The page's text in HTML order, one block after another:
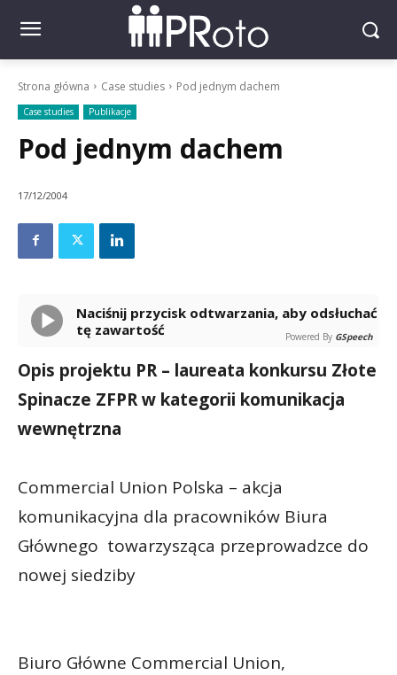
Strona główna Case studies Pod jednym dachem
Case studies Publikacje
Pod jednym dachem
17/12/2004
Naciśnij przycisk odtwarzania, aby odsłuchać
tę zawartość
Powered By GSpeech
Opis projektu PR – laureata konkursu Złote
Spinacze ZFPR w kategorii komunikacja
wewnętrzna
Commercial Union Polska – akcja
komunikacyjna dla pracowników Biura
Głównego towarzysząca przeprowadzce do
nowej siedziby
Biuro Główne Commercial Union,